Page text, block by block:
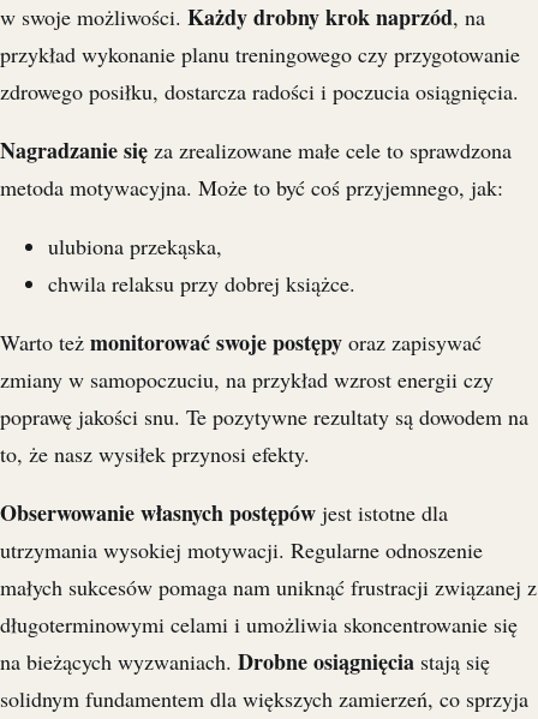
w swoje możliwości. Każdy drobny krok naprzód, na
przykład wykonanie planu treningowego czy przygotowanie
zdrowego posiłku, dostarcza radości i poczucia osiągnięcia.
Nagradzanie się za zrealizowane małe cele to sprawdzona
metoda motywacyjna. Może to być coś przyjemnego, jak:
ulubiona przekąska,
chwila relaksu przy dobrej książce.
Warto też monitorować swoje postępy oraz zapisywać
zmiany w samopoczuciu, na przykład wzrost energii czy
poprawę jakości snu. Te pozytywne rezultaty są dowodem na
to, że nasz wysiłek przynosi efekty.
Obserwowanie własnych postępów jest istotne dla
utrzymania wysokiej motywacji. Regularne odnoszenie
małych sukcesów pomaga nam uniknąć frustracji związanej z
długoterminowymi celami i umożliwia skoncentrowanie się
na bieżących wyzwaniach. Drobne osiągnięcia stają się
solidnym fundamentem dla większych zamierzeń, co sprzyja